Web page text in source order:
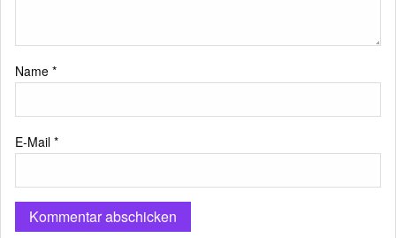
Name *
E-Mail *